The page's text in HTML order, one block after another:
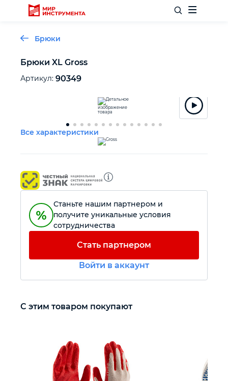
Отделочный инструмент
Слесарный инструмент
Столярный инструмент
Измерительный инструмент
Силовое оборудование
Автомобильный инструмент
Крепежный инструмент
Режущий инструмент
Брюки
Брюки XL Gross
Артикул: 90349
Все характеристики
Станьте нашим партнером и
получите уникальные условия
сотрудничества
Стать партнером
Войти в аккаунт
С этим товаром покупают